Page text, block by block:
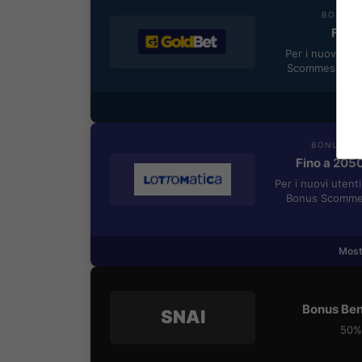
BONUS
Fino
Per i nuovi
Scommesse
BONUS
Fino a
Per i nuovi
Bonus
SNAI Bonus